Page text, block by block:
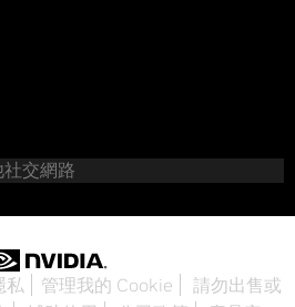
交網路
私 管理我的 Cookie
請勿出售或